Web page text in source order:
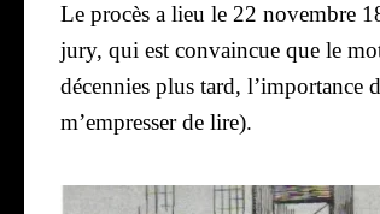
Le pro­cès a lieu le 22 novembre
jury, qui est convain­cue que le
décen­nies plus tard, l’importance
m’empresser de lire).